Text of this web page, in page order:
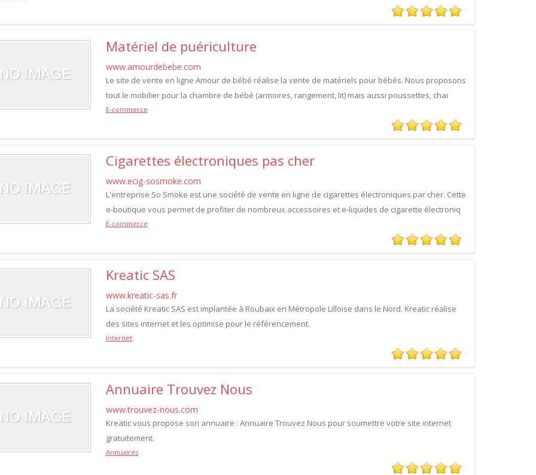
Matériel de puériculture
www.amourdebebe.com
Le site de vente en ligne Amour de bébé réalise la vente de matériels pour bébés. Nous proposons
tout le mobilier pour la chambre de bébé (armoires, rangement, lit) mais aussi poussettes, chai
E-commerce
Cigarettes électroniques pas cher
www.ecig-sosmoke.com
L'entreprise So Smoke est une société de vente en ligne de cigarettes électroniques par cher. Cette
e-boutique vous permet de profiter de nombreux accessoires et e-liquides de cigarette électroniq
E-commerce
Kreatic SAS
www.kreatic-sas.fr
La société Kreatic SAS est implantée à Roubaix en Métropole Lilloise dans le Nord. Kreatic réalise
des sites internet et les optimise pour le référencement.
Internet
Annuaire Trouvez Nous
www.trouvez-nous.com
Kreatic vous propose son annuaire : Annuaire Trouvez Nous pour soumettre votre site internet
gratuitement.
Annuaires